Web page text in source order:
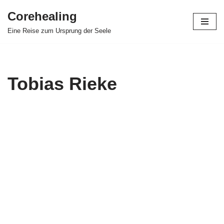
Zum
Corehealing
Eine Reise zum Ursprung der Seele
Tobias Rieke